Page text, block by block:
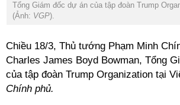
Tổng Giám đốc dự án của tập đoàn Trump
(Ảnh: VGP).
Chiều 18/3, Thủ tướng Phạm Minh
Charles James Boyd Bowman, Tổng
của tập đoàn Trump Organization tại
Chính phủ.